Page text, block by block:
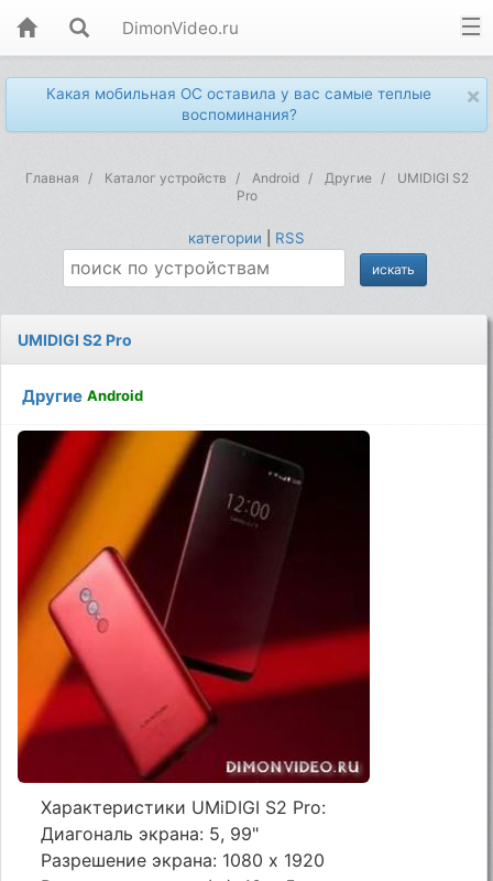
DimonVideo.ru
×
Какая мобильная ОС оставила у вас самые теплые
воспоминания?
Главная Каталог устройств Android Другие
UMIDIGI S2
Pro
категории RSS
UMIDIGI S2 Pro
Другие Android
Характеристики UMiDIGI S2 Pro:
Диагональ экрана: 5, 99"
Разрешение экрана: 1080 x 1920